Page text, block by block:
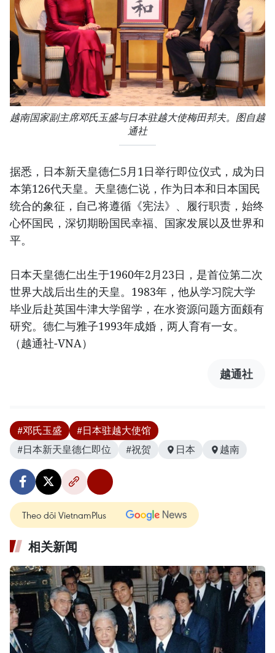
越南国家副主席邓氏玉盛与日本驻越大使梅田邦夫。图自越
通社
据悉，日本新天皇德仁5月1日举行即位仪式，成为日
本第126代天皇。天皇德仁说，作为日本和日本国民
统合的象征，自己将遵循《宪法》、履行职责，始终
心怀国民，深切期盼国民幸福、国家发展以及世界和
平。
日本天皇德仁出生于1960年2月23日，是首位第二次
世界大战后出生的天皇。1983年，他从学习院大学
毕业后赴英国牛津大学留学，在水资源问题方面颇有
研究。德仁与雅子1993年成婚，两人育有一女。
（越通社-VNA）
越通社
#邓氏玉盛
#日本驻越大使馆
#日本新天皇德仁即位
#祝贺 日本 越南
Theo dõi VietnamPlus
相关新闻